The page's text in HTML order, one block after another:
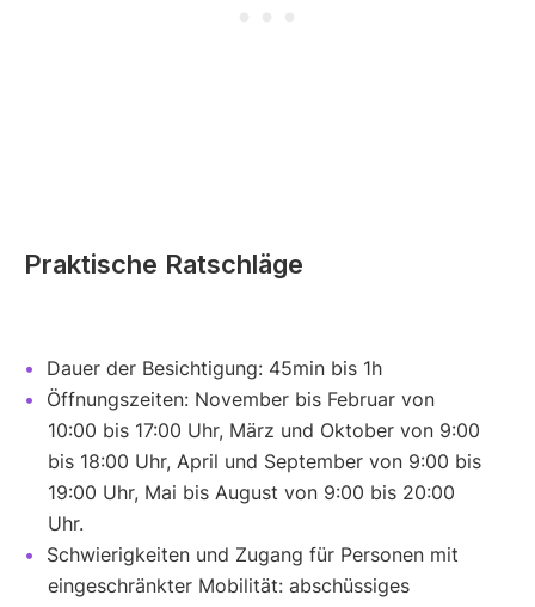
Praktische Ratschläge
Dauer der Besichtigung: 45min bis 1h
Öffnungszeiten: November bis Februar von
10:00 bis 17:00 Uhr, März und Oktober von 9:00
bis 18:00 Uhr, April und September von 9:00 bis
19:00 Uhr, Mai bis August von 9:00 bis 20:00
Uhr.
Schwierigkeiten und Zugang für Personen mit
eingeschränkter Mobilität: abschüssiges